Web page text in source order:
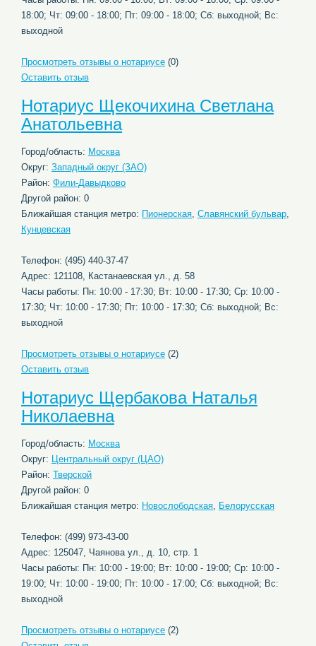
18:00; Чт: 09:00 - 18:00; Пт: 09:00 - 18:00; Сб: выходной; Вс:
выходной
Просмотреть отзывы о нотариусе (0)
Оставить отзыв
Нотариус Щекочихина Светлана
Анатольевна
Город/область: Москва
Округ: Западный округ (ЗАО)
Район: Фили-Давыдково
Другой район: 0
Ближайшая станция метро: Пионерская, Славянский бульвар,
Кунцевская
Телефон: (495) 440-37-47
Адрес: 121108, Кастанаевская ул., д. 58
Часы работы: Пн: 10:00 - 17:30; Вт: 10:00 - 17:30; Ср: 10:00 -
17:30; Чт: 10:00 - 17:30; Пт: 10:00 - 17:30; Сб: выходной; Вс:
выходной
Просмотреть отзывы о нотариусе (2)
Оставить отзыв
Нотариус Щербакова Наталья
Николаевна
Город/область: Москва
Округ: Центральный округ (ЦАО)
Район: Тверской
Другой район: 0
Ближайшая станция метро: Новослободская, Белорусская
Телефон: (499) 973-43-00
Адрес: 125047, Чаянова ул., д. 10, стр. 1
Часы работы: Пн: 10:00 - 19:00; Вт: 10:00 - 19:00; Ср: 10:00 -
19:00; Чт: 10:00 - 19:00; Пт: 10:00 - 17:00; Сб: выходной; Вс:
выходной
Просмотреть отзывы о нотариусе (2)